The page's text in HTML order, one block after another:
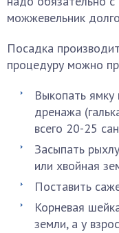
можжевельник
Посадка
процедуру можно
Выкопать ямку
дренажа
всего 20-25
Засыпать
или хвойная
Поставить
Корневая
земли, а у